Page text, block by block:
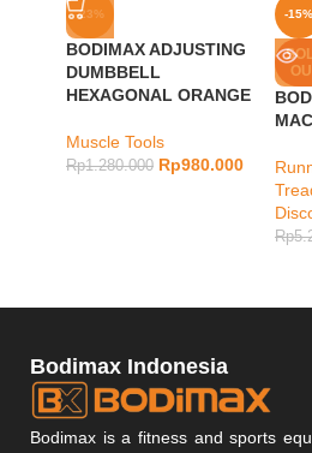
-23%
BODIMAX ADJUSTING
DUMBBELL
HEXAGONAL ORANGE
Muscle Tools
Rp1.280.000 Rp980.000
-15%
Rp
Bodimax Indonesia
Bodimax is a fitness and sports